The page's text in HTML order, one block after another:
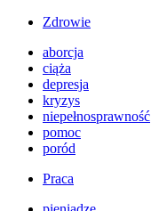
Zdrowie
aborcja
ciąża
depresja
kryzys
niepełnosprawność
pomoc
poród
Praca